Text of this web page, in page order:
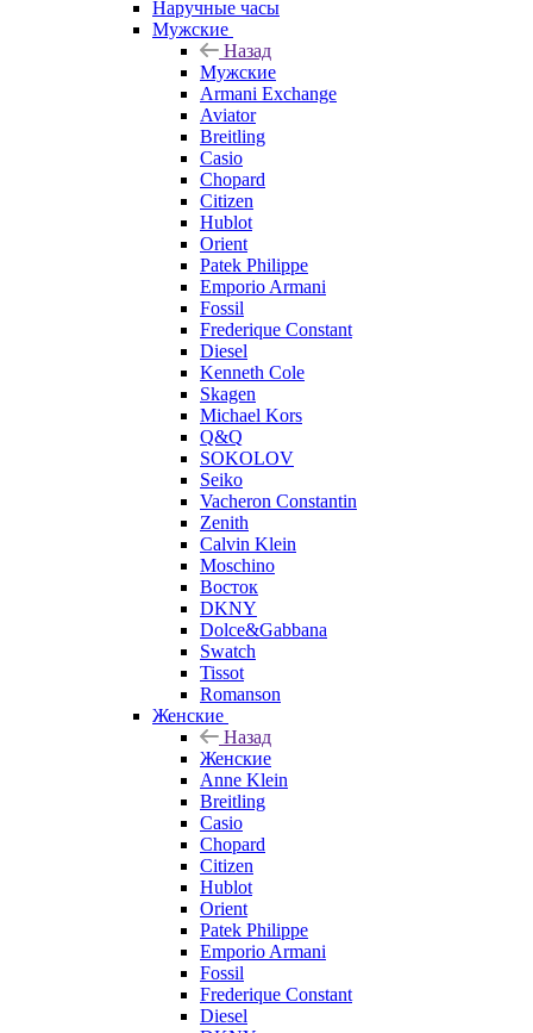
Наручные часы
Мужские
Назад
Мужские
Armani Exchange
Aviator
Breitling
Casio
Chopard
Citizen
Hublot
Orient
Patek Philippe
Emporio Armani
Fossil
Frederique Constant
Diesel
Kenneth Cole
Skagen
Michael Kors
Q&Q
SOKOLOV
Seiko
Vacheron Constantin
Zenith
Calvin Klein
Moschino
Восток
DKNY
Dolce&Gabbana
Swatch
Tissot
Romanson
Женские
Назад
Женские
Anne Klein
Breitling
Casio
Chopard
Citizen
Hublot
Orient
Patek Philippe
Emporio Armani
Fossil
Frederique Constant
Diesel